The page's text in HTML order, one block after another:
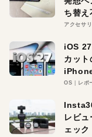
ち替え
アクセサリ
iOS
カット
OS レポ
レビ
ェック